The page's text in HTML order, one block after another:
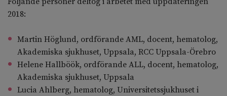
2018:
Martin Höglund, ordförande AML, docent, hematolog,
Akademiska sjukhuset, Uppsala, RCC Uppsala-Örebro
Helene Hallböök, ordförande ALL, docent, hematolog,
Akademiska sjukhuset, Uppsala
Lucia Ahlberg, hematolog, Universitetssjukhuset i